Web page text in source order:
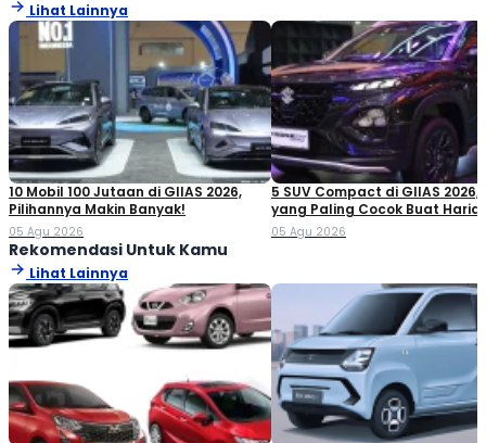
Lihat Lainnya
10 Mobil 100 Jutaan di GIIAS 2026,
Pilihannya Makin Banyak!
05 Agu 2026
5 SUV Compact di GIIAS 2026,
yang Paling Cocok Buat
05 Agu 2026
Rekomendasi Untuk Kamu
Lihat Lainnya